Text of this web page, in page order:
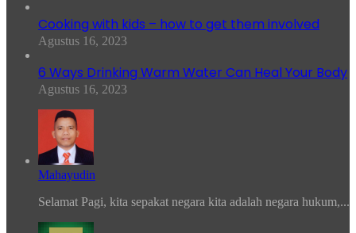
Cooking with kids – how to get them involved
Agustus 16, 2023
6 Ways Drinking Warm Water Can Heal Your Body
Agustus 16, 2023
Mahayudin
Selamat Pagi, kita sepakat negara kita adalah negara hukum,...